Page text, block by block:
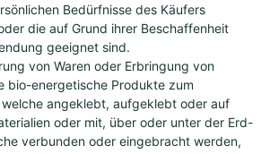
Bedürfnisse des Käufers
die auf Grund ihrer Beschaffenheit
geeignet sind.
von Waren oder Erbringung von
bio-energetische Produkte zum
angeklebt, aufgeklebt oder auf
oder mit, über oder unter der Erd-
verbunden oder eingebracht werden,